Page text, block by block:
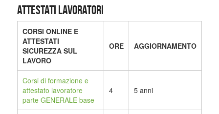
ATTESTATI LAVORATORI
CORSI ONLINE E
ATTESTATI
SICUREZZA SUL
LAVORO
ORE AGGIORNAMENTO
Corsi di formazione e
attestato lavoratore
parte GENERALE base
4 5 anni